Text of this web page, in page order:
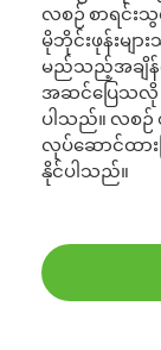
လစဉ် စာရင်းသွ
မိုဘိုင်းဖုန်းမျာ
မည်သည့်အချိ
အဆင်ပြေသလို
ပါသည်။ လစဉ်
လုပ်ဆောင်ထား
နိုင်ပါသည်။